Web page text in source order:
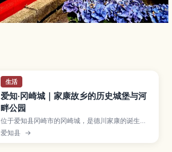
生活
爱知·冈崎城｜家康故乡的历史城堡与河
畔公园
位于爱知县冈崎市的冈崎城，是德川家康的诞生
地，如今以重建天守、历史博物馆和樱花盛开的冈
崎公园而闻名。本文将介绍城内展览与观景点、家
爱知县 →